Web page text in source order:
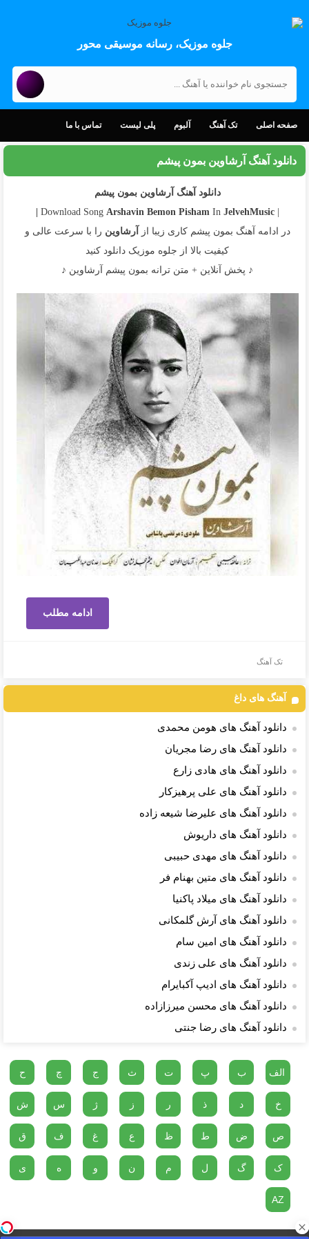
جلوه موزیک، رسانه موسیقی محور
صفحه اصلی تک آهنگ آلبوم پلی لیست تماس با ما
دانلود آهنگ آرشاوین بمون پیشم
دانلود آهنگ آرشاوین بمون پیشم
| Download Song
Arshavin Bemon PishamIn JelvehMusic |
در ادامه آهنگ بمون پیشم کاری زیبا از
آرشاوین را با سرعت عالی و
کیفیت بالا از جلوه موزیک دانلود کنید
♪ پخش آنلاین + متن ترانه بمون پیشم آرشاوین ♪
ادامه مطلب
تک آهنگ
آهنگ های داغ
دانلود آهنگ های هومن محمدی
دانلود آهنگ های رضا مجریان
دانلود آهنگ های هادی زارع
دانلود آهنگ های علی پرهیزکار
دانلود آهنگ های علیرضا شیعه زاده
دانلود آهنگ های داریوش
دانلود آهنگ های مهدی حبیبی
دانلود آهنگ های متین بهنام فر
دانلود آهنگ های میلاد پاکنیا
دانلود آهنگ های آرش گلمکانی
دانلود آهنگ های امین سام
دانلود آهنگ های علی زندی
دانلود آهنگ های ادیپ آکبایرام
دانلود آهنگ های محسن میرزازاده
دانلود آهنگ های رضا جنتی
الف ب پ ت ث ج چ ح
خ د ذ ر ز ژ س ش
ص ض ط ظ ع غ ف ق
ک گ ل م ن و ه ی
AZ